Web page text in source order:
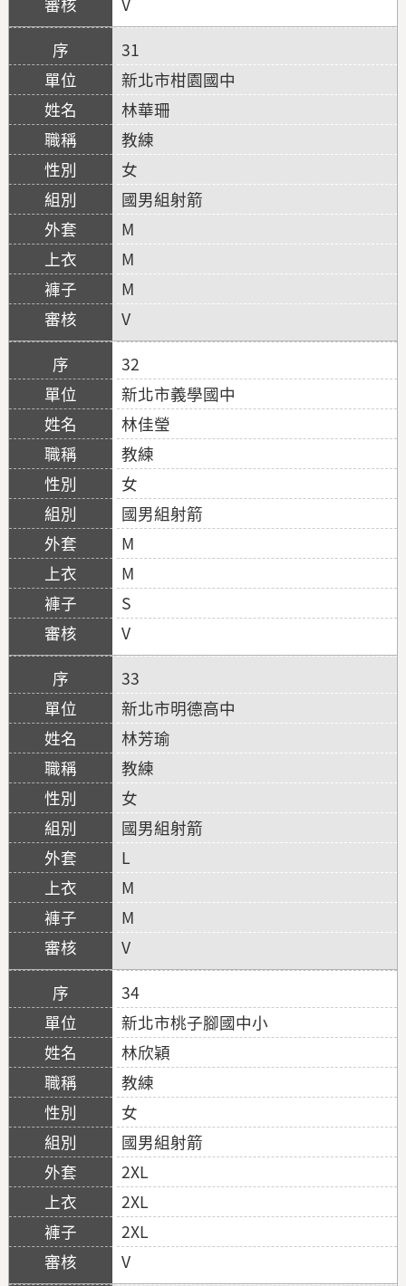
31
新北市柑園國中
林華珊
教練
女
國男組射箭
M
M
M
V
32
新北市義學國中
林佳瑩
教練
女
國男組射箭
M
M
S
V
33
新北市明德高中
林芳瑜
教練
女
國男組射箭
L
M
M
V
34
新北市桃子腳國中小
林欣穎
教練
女
國男組射箭
2XL
2XL
2XL
V